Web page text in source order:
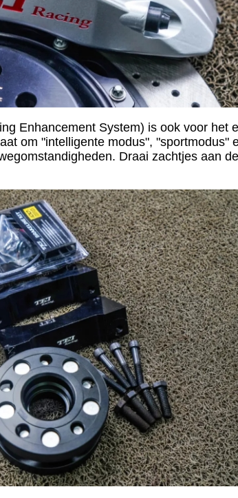
Enhancement System) is ook voor het
om "intelligente modus",
Draai zachtjes aan